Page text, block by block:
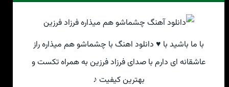
با ما باشید با ♥ دانلود اهنگ با چشماشو هم میذاره راز
عاشقانه ای دارم با صدای فرزاد فرزین به همراه تکست و
بهترین کیفیت ♪